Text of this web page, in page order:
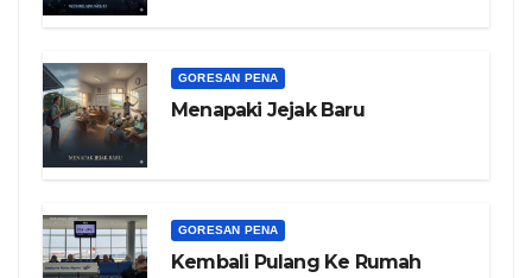
GORESAN PENA
Menapaki Jejak Baru
GORESAN PENA
Kembali Pulang Ke Rumah